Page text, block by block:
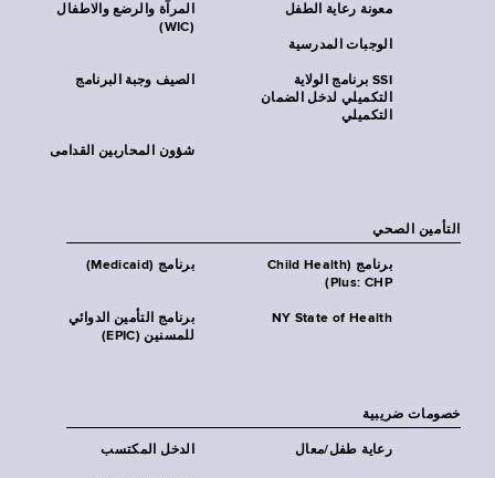
المرآة والرضع والاطفال
(WIC)
معونة رعاية الطفل
الوجبات المدرسية
الصيف وجبة البرنامج
SSI برنامج الولاية
التكميلي لدخل الضمان
التكميلي
شؤون المحاربين القدامى
التأمين الصحي
برنامج (Medicaid)
برنامج (Child Health
Plus: CHP)
برنامج التأمين الدوائي
للمسنين (EPIC)
NY State of Health
خصومات ضريبية
الدخل المكتسب رعاية طفل/معال